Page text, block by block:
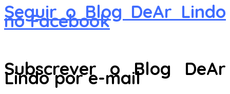
Seguir o Blog DeAr Lindo
no Facebook
Subscrever o Blog DeAr
Lindo por e-mail